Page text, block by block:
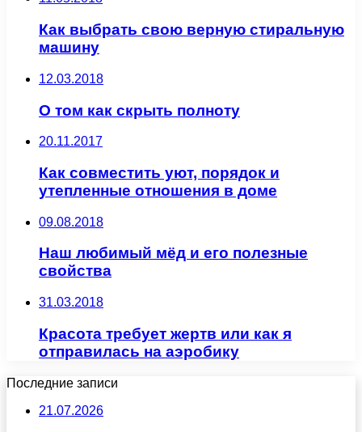
Как выбрать свою верную стиральную
машину
12.03.2018
О том как скрыть полноту
20.11.2017
Как совместить уют, порядок и
утепленные отношения в доме
09.08.2018
Наш любимый мёд и его полезные
свойства
31.03.2018
Красота требует жертв или как я
отправилась на аэробику
Последние записи
21.07.2026